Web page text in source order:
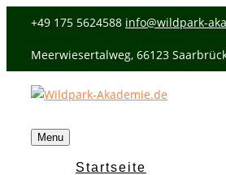
+49 175 5624588 info@wildpark-
Meerwiesertalweg, 66123
Menu
Startseite